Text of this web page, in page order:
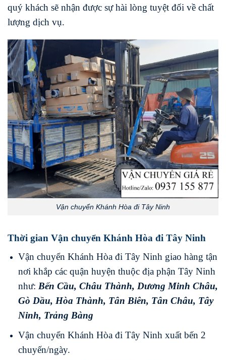
quý khách sẽ nhận được sự hài lòng tuyệt đối về chất
lượng dịch vụ.
Vận chuyển Khánh Hòa đi Tây Ninh
Thời gian Vận chuyển Khánh Hòa đi Tây Ninh
Vận chuyển Khánh Hòa đi Tây Ninh giao hàng tận
nơi khắp các quận huyện thuộc địa phận Tây Ninh
như: Bến Cầu, Châu Thành, Dương Minh Châu,
Gò Dầu, Hòa Thành, Tân Biên, Tân Châu, Tây
Ninh, Trảng Bàng
Vận chuyển Khánh Hòa đi Tây Ninh xuất bến 2
chuyến/ngày.